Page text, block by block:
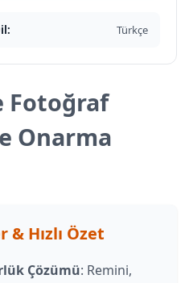
Türkçe
Fotoğraf
Onarma
Hızlı Özet
Çözümü: Remini,